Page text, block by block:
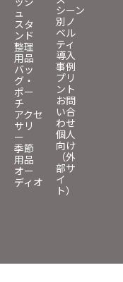
ュ
スタ
ンド
整理
用品
バッ
グ・
ポー
チ
アクセ
サリ
ー
季節
用品
オー
ディオ
シーン
別ノ
ベル
ティ
導入
事例
プリ
ント
お問
い合
わせ
個人
向け
（外
部サ
イ
ト）